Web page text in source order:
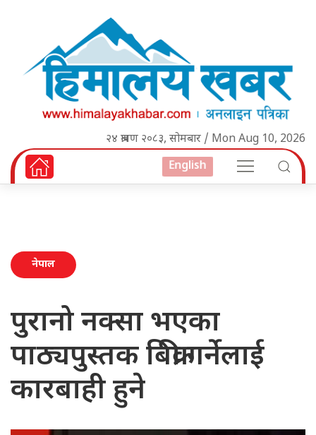
२४ श्रावण २०८३, सोमबार / Mon Aug 10, 2026
English
नेपाल
पुरानो नक्सा भएका
पाठ्यपुस्तक बिक्री गर्नेलाई
कारबाही हुने